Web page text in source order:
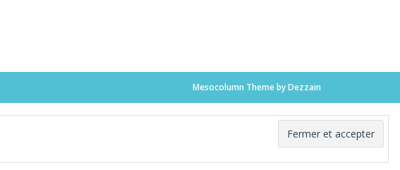
Mesocolumn Theme by Dezzain